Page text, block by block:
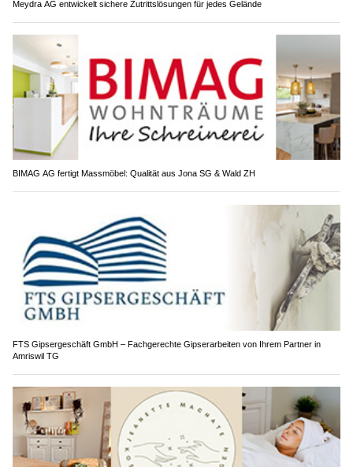
Meydra AG entwickelt sichere Zutrittslösungen für jedes Gelände
BIMAG AG fertigt Massmöbel: Qualität aus Jona SG & Wald ZH
FTS Gipsergeschäft GmbH – Fachgerechte Gipserarbeiten von Ihrem Partner in
Amriswil TG